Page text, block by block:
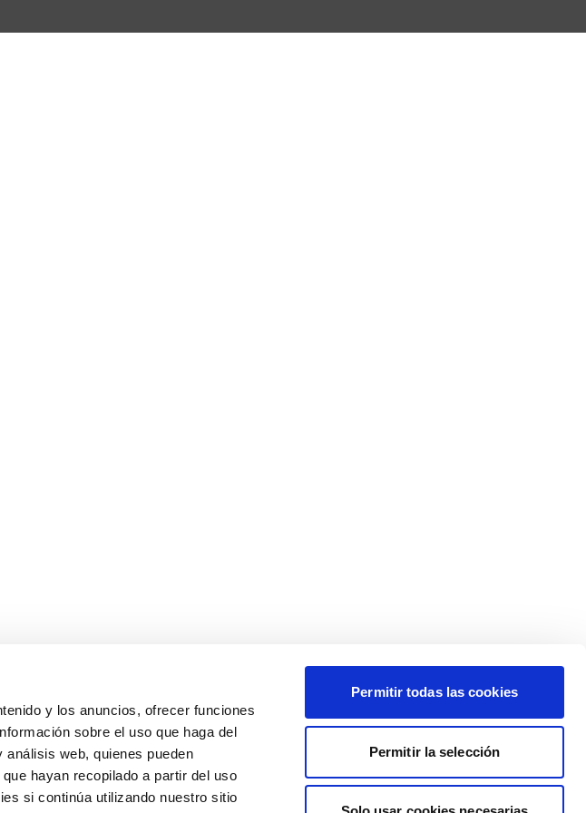
y los anuncios, ofrecer funciones
sobre el uso que haga del
web, quienes pueden
hayan recopilado a partir del uso
si continúa utilizando nuestro sitio
Permitir todas las cookies
Permitir la selección